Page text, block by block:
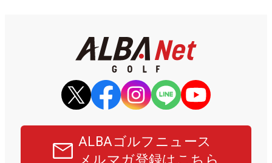
ALBAゴルフニュース
メルマガ登録はこちら